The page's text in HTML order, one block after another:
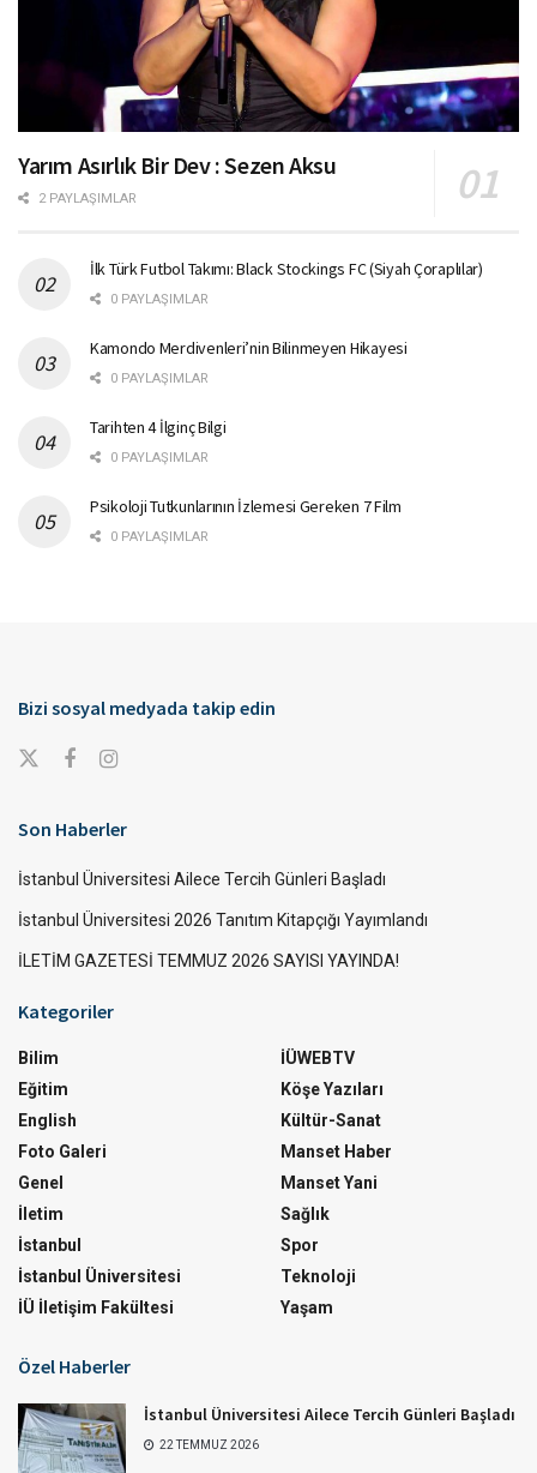
Yarım Asırlık Bir Dev : Sezen Aksu
2 PAYLAŞIMLAR
İlk Türk Futbol Takımı: Black Stockings FC (Siyah Çoraplılar)
0 PAYLAŞIMLAR
Kamondo Merdivenleri’nin Bilinmeyen Hikayesi
0 PAYLAŞIMLAR
Tarihten 4 İlginç Bilgi
0 PAYLAŞIMLAR
Psikoloji Tutkunlarının İzlemesi Gereken 7 Film
0 PAYLAŞIMLAR
Bizi sosyal medyada takip edin
Son Haberler
İstanbul Üniversitesi Ailece Tercih Günleri Başladı
İstanbul Üniversitesi 2026 Tanıtım Kitapçığı Yayımlandı
İLETİM GAZETESİ TEMMUZ 2026 SAYISI YAYINDA!
Kategoriler
Bilim
Eğitim
English
Foto Galeri
Genel
İletim
İstanbul
İstanbul Üniversitesi
İÜ İletişim Fakültesi
İÜWEBTV
Köşe Yazıları
Kültür-Sanat
Manset Haber
Manset Yani
Sağlık
Spor
Teknoloji
Yaşam
Özel Haberler
İstanbul Üniversitesi Ailece Tercih Günleri Başladı
22 TEMMUZ 2026